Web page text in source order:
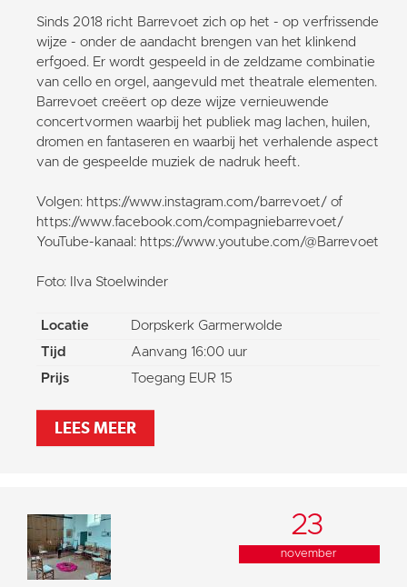
Sinds 2018 richt Barrevoet zich op het - op verfrissende
wijze - onder de aandacht brengen van het klinkend
erfgoed. Er wordt gespeeld in de zeldzame combinatie
van cello en orgel, aangevuld met theatrale elementen.
Barrevoet creëert op deze wijze vernieuwende
concertvormen waarbij het publiek mag lachen, huilen,
dromen en fantaseren en waarbij het verhalende aspect
van de gespeelde muziek de nadruk heeft.
Volgen: https://www.instagram.com/barrevoet/ of
https://www.facebook.com/compagniebarrevoet/
YouTube-kanaal: https://www.youtube.com/@Barrevoet
Foto: Ilva Stoelwinder
Locatie
Dorpskerk Garmerwolde
Tijd
Aanvang 16:00 uur
Prijs
Toegang EUR 15
LEES MEER
23
november